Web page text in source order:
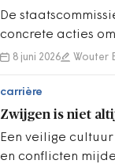
De
concrete acties
structureel te
8 juni 2026 Wouter
carrière
Zwijgen is niet
Een veilige
en conflicten